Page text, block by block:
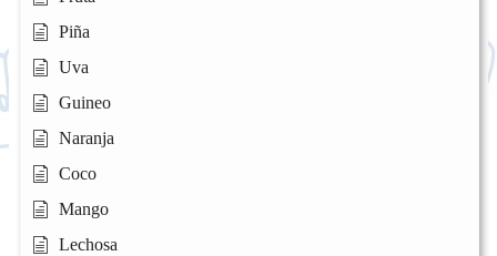
Piña
Uva
Guineo
Naranja
Coco
Mango
Lechosa